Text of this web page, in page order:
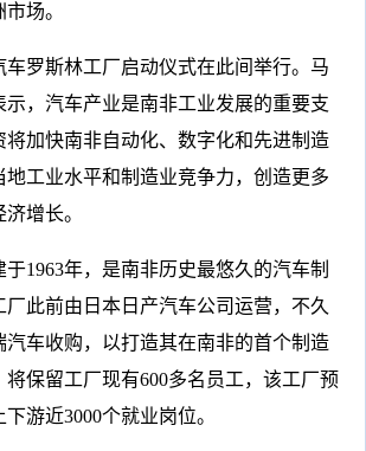
场。
车罗斯林工厂启动仪式在此间举行。马
示，汽车产业是南非工业发展的重要支
将加快南非自动化、数字化和先进制造
地工业水平和制造业竞争力，创造更多
增长。
于1963年，是南非历史最悠久的汽车制
此前由日本日产汽车公司运营，不久
汽车收购，以打造其在南非的首个制造
保留工厂现有600多名员工，该工厂预
游近3000个就业岗位。